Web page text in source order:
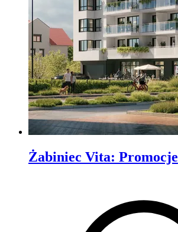
Żabiniec Vita: Promocje